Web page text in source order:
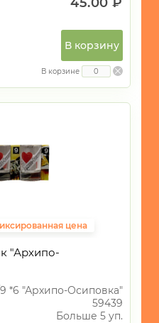
В корзину
В корзине
цена
"Архипо-
9 *6 "Архипо-Осиповка"
59439
Больше 5 уп.